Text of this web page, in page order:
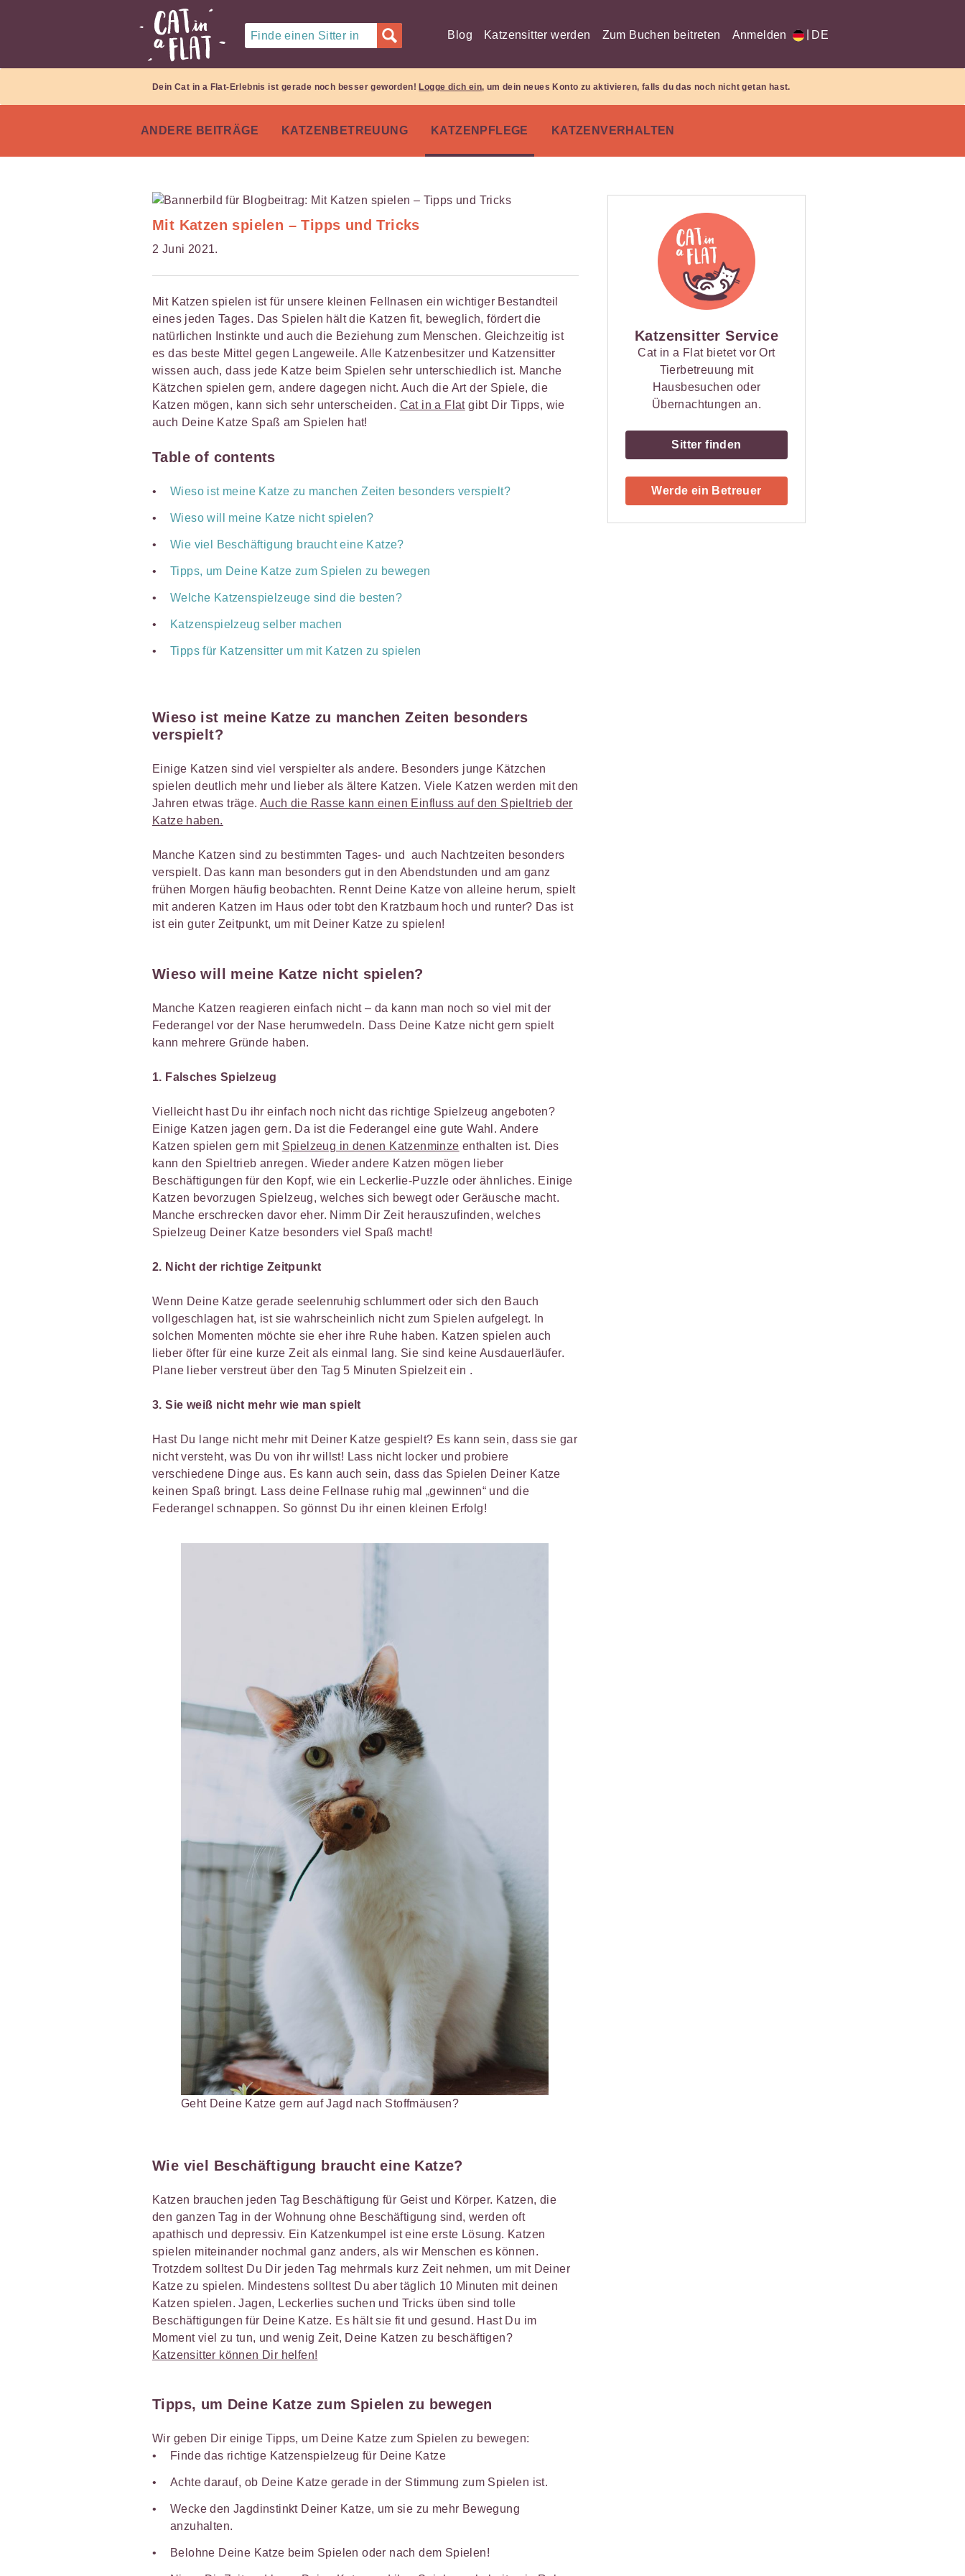
Finde einen Sitter in Blog Katzensitter werden Zum Buchen beitreten Anmelden DE
Dein Cat in a Flat-Erlebnis ist gerade noch besser geworden!Logge dich ein, um dein neues Konto zu aktivieren, falls du das noch nicht getan hast.
ANDERE BEITRÄGE KATZENBETREUUNG KATZENPFLEGE KATZENVERHALTEN
Mit Katzen spielen – Tipps und Tricks
2 Juni 2021.
Mit Katzen spielen ist für unsere kleinen Fellnasen ein wichtiger Bestandteil
eines jeden Tages. Das Spielen hält die Katzen fit, beweglich, fördert die
natürlichen Instinkte und auch die Beziehung zum Menschen. Gleichzeitig ist
es das beste Mittel gegen Langeweile. Alle Katzenbesitzer und Katzensitter
wissen auch, dass jede Katze beim Spielen sehr unterschiedlich ist. Manche
Kätzchen spielen gern, andere dagegen nicht. Auch die Art der Spiele, die
Katzen mögen, kann sich sehr unterscheiden. Cat in a Flatgibt Dir Tipps, wie
auch Deine Katze Spaß am Spielen hat!
Table of contents
Wieso ist meine Katze zu manchen Zeiten besonders verspielt?
Wieso will meine Katze nicht spielen?
Wie viel Beschäftigung braucht eine Katze?
Tipps, um Deine Katze zum Spielen zu bewegen
Welche Katzenspielzeuge sind die besten?
Katzenspielzeug selber machen
Tipps für Katzensitter um mit Katzen zu spielen
Wieso ist meine Katze zu manchen Zeiten besonders
verspielt?
Einige Katzen sind viel verspielter als andere. Besonders junge Kätzchen
spielen deutlich mehr und lieber als ältere Katzen. Viele Katzen werden mit den
Jahren etwas träge. Auch die Rasse kann einen Einfluss auf den Spieltrieb der
Katze haben.
Manche Katzen sind zu bestimmten Tages- und auch Nachtzeiten besonders
verspielt. Das kann man besonders gut in den Abendstunden und am ganz
frühen Morgen häufig beobachten. Rennt Deine Katze von alleine herum, spielt
mit anderen Katzen im Haus oder tobt den Kratzbaum hoch und runter? Das ist
ist ein guter Zeitpunkt, um mit Deiner Katze zu spielen!
Wieso will meine Katze nicht spielen?
Manche Katzen reagieren einfach nicht – da kann man noch so viel mit der
Federangel vor der Nase herumwedeln. Dass Deine Katze nicht gern spielt
kann mehrere Gründe haben.
1. Falsches Spielzeug
Vielleicht hast Du ihr einfach noch nicht das richtige Spielzeug angeboten?
Einige Katzen jagen gern. Da ist die Federangel eine gute Wahl. Andere
Katzen spielen gern mit Spielzeug in denen Katzenminze enthalten ist. Dies
kann den Spieltrieb anregen. Wieder andere Katzen mögen lieber
Beschäftigungen für den Kopf, wie ein Leckerlie-Puzzle oder ähnliches. Einige
Katzen bevorzugen Spielzeug, welches sich bewegt oder Geräusche macht.
Manche erschrecken davor eher. Nimm Dir Zeit herauszufinden, welches
Spielzeug Deiner Katze besonders viel Spaß macht!
2. Nicht der richtige Zeitpunkt
Wenn Deine Katze gerade seelenruhig schlummert oder sich den Bauch
vollgeschlagen hat, ist sie wahrscheinlich nicht zum Spielen aufgelegt. In
solchen Momenten möchte sie eher ihre Ruhe haben. Katzen spielen auch
lieber öfter für eine kurze Zeit als einmal lang. Sie sind keine Ausdauerläufer.
Plane lieber verstreut über den Tag 5 Minuten Spielzeit ein .
3. Sie weiß nicht mehr wie man spielt
Hast Du lange nicht mehr mit Deiner Katze gespielt? Es kann sein, dass sie gar
nicht versteht, was Du von ihr willst! Lass nicht locker und probiere
verschiedene Dinge aus. Es kann auch sein, dass das Spielen Deiner Katze
keinen Spaß bringt. Lass deine Fellnase ruhig mal „gewinnen“ und die
Federangel schnappen. So gönnst Du ihr einen kleinen Erfolg!
Geht Deine Katze gern auf Jagd nach Stoffmäusen?
Wie viel Beschäftigung braucht eine Katze?
Katzen brauchen jeden Tag Beschäftigung für Geist und Körper. Katzen, die
den ganzen Tag in der Wohnung ohne Beschäftigung sind, werden oft
apathisch und depressiv. Ein Katzenkumpel ist eine erste Lösung. Katzen
spielen miteinander nochmal ganz anders, als wir Menschen es können.
Trotzdem solltest Du Dir jeden Tag mehrmals kurz Zeit nehmen, um mit Deiner
Katze zu spielen. Mindestens solltest Du aber täglich 10 Minuten mit deinen
Katzen spielen. Jagen, Leckerlies suchen und Tricks üben sind tolle
Beschäftigungen für Deine Katze. Es hält sie fit und gesund. Hast Du im
Moment viel zu tun, und wenig Zeit, Deine Katzen zu beschäftigen?
Katzensitter können Dir helfen!
Tipps, um Deine Katze zum Spielen zu bewegen
Wir geben Dir einige Tipps, um Deine Katze zum Spielen zu bewegen:
Finde das richtige Katzenspielzeug für Deine Katze
Achte darauf, ob Deine Katze gerade in der Stimmung zum Spielen ist.
Wecke den Jagdinstinkt Deiner Katze, um sie zu mehr Bewegung
anzuhalten.
Belohne Deine Katze beim Spielen oder nach dem Spielen!
Katzensitter Service
Cat in a Flat bietet vor Ort
Tierbetreuung mit
Hausbesuchen oder
Übernachtungen an.
Sitter finden
Werde ein Betreuer